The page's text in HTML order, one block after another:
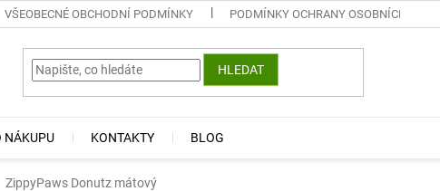
VŠEOBECNÉ OBCHODNÍ PODMÍNKY PODMÍNKY OCHRANY OSOBNÍCH ÚDAJŮ
HLEDAT
NÁKUPU KONTAKTY BLOG
ZippyPaws Donutz mátový